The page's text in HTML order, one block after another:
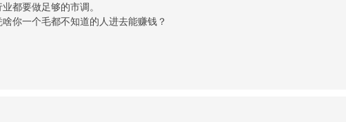
都要做足够的市调。
你一个毛都不知道的人进去能赚钱？